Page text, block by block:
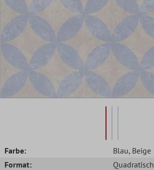
Farbe: Blau, Beige
Format:
Quadratisch